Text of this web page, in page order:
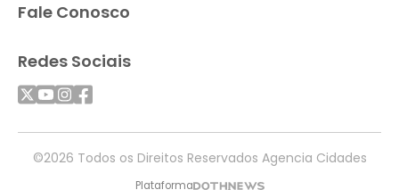
Fale Conosco
Redes Sociais
©2026 Todos os Direitos Reservados Agencia Cidades
Plataforma